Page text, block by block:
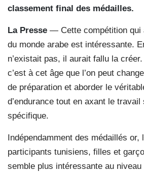
classement final des médailles.
La Presse — Cette compétition qui
du monde arabe est intéressante.
n’existait pas, il aurait fallu la
c’est à cet âge que l’on peut
de préparation et aborder le
d’endurance tout en axant le
spécifique.
Indépendamment des médaillés or,
participants tunisiens, filles et
semble plus intéressante au